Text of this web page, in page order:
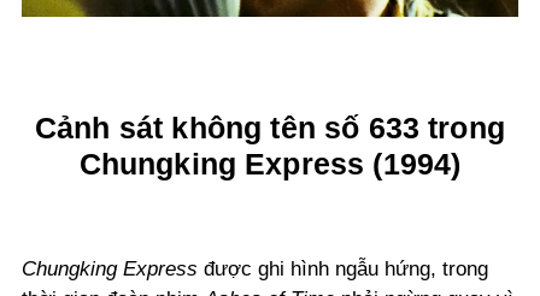
Cảnh sát không tên số 633 trong
Chungking Express (1994)
Chungking Express được ghi hình ngẫu hứng, trong